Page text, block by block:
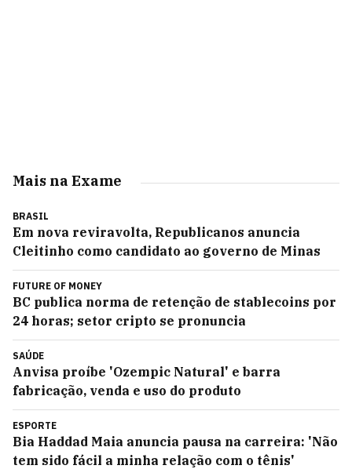
Mais na Exame
BRASIL
Em nova reviravolta, Republicanos anuncia
Cleitinho como candidato ao governo de Minas
FUTURE OF MONEY
BC publica norma de retenção de stablecoins por
24 horas; setor cripto se pronuncia
SAÚDE
Anvisa proíbe 'Ozempic Natural' e barra
fabricação, venda e uso do produto
ESPORTE
Bia Haddad Maia anuncia pausa na carreira: 'Não
tem sido fácil a minha relação com o tênis'